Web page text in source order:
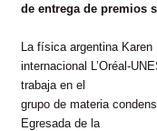
de entrega de premios
La física argentina
internacional L’Oréal-
trabaja en el
grupo de materia
Egresada de la